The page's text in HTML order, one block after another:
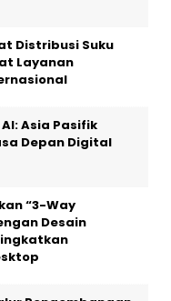
Distribusi Suku
Layanan
Asia Pasifik
Depan Digital
“3-Way
Desain